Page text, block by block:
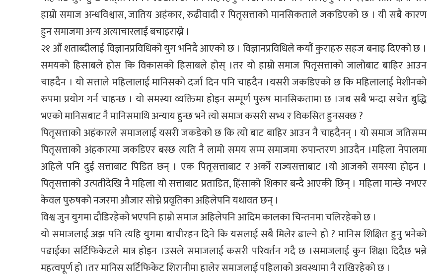
हाम्रो समाज अन्धविश्वास, जातिय अहंकार, रुढीवादी र पितृसत्ताको मानसिकताले जकडिएको छ । यी सबै कारण
हुन समाजमा अन्य अत्याचारलाई बचाइराख्ने ।
२१ औं शताब्दीलाई विज्ञानप्रविधिको युग भनिदै आएको छ । विज्ञानप्रविधिले कयौं कुराहरु सहज बनाइ दिएको छ ।
समयको हिसाबले होस कि विकासको हिसाबले होस् ।तर यो हाम्रो समाज पितृसत्ताको जालोबाट बाहिर आउन
चाहदैन । यो सत्ताले महिलालाई मानिसको दर्जा दिन पनि चाहदैन ।यसरी जकडिएको छ कि महिलालाई मेशीनको
रुपमा प्रयोग गर्न चाहन्छ । यो समस्या व्यक्तिमा होइन सम्पूर्ण पुरुष मानसिकतामा छ ।जब सबै भन्दा सचेत बुद्धि
भएको मानिसबाट नै मानिसमाथि अन्याय हुन्छ भने त्यो समाज कसरी सभ्य र विकसित हुनसक्छ ?
पितृसत्ताको अहंकारले समाजलाई यसरी जकडेको छ कि त्यो बाट बाहिर आउन नै चाहदैनन् । यो समाज जतिसम्म
पितृसत्ताको अंहकारमा जकडिएर बस्छ त्यति नै लामो समय सम्म समाजमा रुपान्तरण आउदैन ।महिला नेपालमा
अहिले पनि दुई सत्ताबाट पिडित छन् । एक पितृसत्ताबाट र अर्को राज्यसत्ताबाट ।यो आजको समस्या होइन ।
पितृसत्ताको उत्पतीदेखि नै महिला यो सत्ताबाट प्रताडित, हिंसाको शिकार बन्दै आएकी छिन् । महिला मान्छे नभएर
केवल पुरुषको नजरमा औजार सोच्ने प्रवृतिका अहिलेपनि यथावत छन् ।
विश्व जुन युगमा दौडिरहेको भएपनि हाम्रो समाज अहिलेपनि आदिम कालका चिन्तनमा चलिरहेको छ ।
यो समाजलाई अझ पनि त्यहि युगमा बाचीरहन दिने कि यसलाई सबै मिलेर ढाल्ने हो ? मानिस शिक्षित हुनु भनेको
पढाईका सर्टिफिकेटले मात्र होइन ।उसले समाजलाई कसरी परिवर्तन गदै छ ।समाजलाई कुन शिक्षा दिदैछ भन्ने
महत्वपूर्ण हो ।तर मानिस सर्टिफिकेट शिरानीमा हालेर समाजलाई पहिलाको अवस्थामा नै राखिरहेको छ ।